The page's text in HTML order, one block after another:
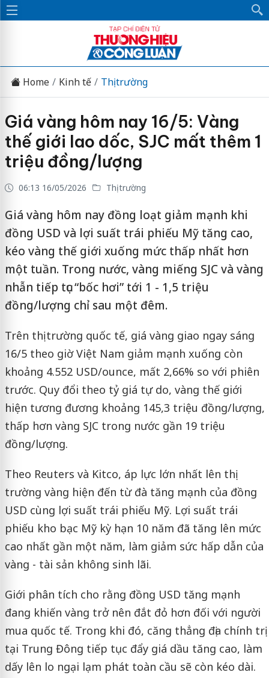
Home Kinh tế Thị trường
Giá vàng hôm nay 16/5: Vàng
thế giới lao dốc, SJC mất thêm 1
triệu đồng/lượng
06:13 16/05/2026 Thị trường
Giá vàng hôm nay đồng loạt giảm mạnh khi
đồng USD và lợi suất trái phiếu Mỹ tăng cao,
kéo vàng thế giới xuống mức thấp nhất hơn
một tuần. Trong nước, vàng miếng SJC và vàng
nhẫn tiếp tục “bốc hơi” tới 1 - 1,5 triệu
đồng/lượng chỉ sau một đêm.
Trên thị trường quốc tế, giá vàng giao ngay sáng
16/5 theo giờ Việt Nam giảm mạnh xuống còn
khoảng 4.552 USD/ounce, mất 2,66% so với phiên
trước. Quy đổi theo tỷ giá tự do, vàng thế giới
hiện tương đương khoảng 145,3 triệu đồng/lượng,
thấp hơn vàng SJC trong nước gần 19 triệu
đồng/lượng.
Theo Reuters và Kitco, áp lực lớn nhất lên thị
trường vàng hiện đến từ đà tăng mạnh của đồng
USD cùng lợi suất trái phiếu Mỹ. Lợi suất trái
phiếu kho bạc Mỹ kỳ hạn 10 năm đã tăng lên mức
cao nhất gần một năm, làm giảm sức hấp dẫn của
vàng - tài sản không sinh lãi.
Giới phân tích cho rằng đồng USD tăng mạnh
đang khiến vàng trở nên đắt đỏ hơn đối với người
mua quốc tế. Trong khi đó, căng thẳng địa chính trị
tại Trung Đông tiếp tục đẩy giá dầu tăng cao, làm
dấy lên lo ngại lạm phát toàn cầu sẽ còn kéo dài.